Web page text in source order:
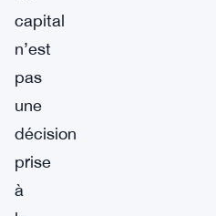
capital
n’est
pas
une
décision
prise
à